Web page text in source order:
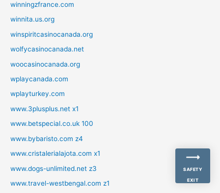
winningzfrance.com
winnita.us.org
winspiritcasinocanada.org
wolfycasinocanada.net
woocasinocanada.org
wplaycanada.com
wplayturkey.com
www.3plusplus.net x1
www.betspecial.co.uk 100
www.bybaristo.com z4
www.cristalerialajota.com x1
www.dogs-unlimited.net z3
www.travel-westbengal.com z1
SAFETY
EXIT